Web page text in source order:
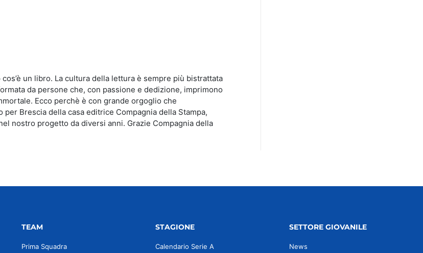
un libro. La cultura della lettura è sempre più bistrattata
da persone che, con passione e dedizione, imprimono
Ecco perchè è con grande orgoglio che
Brescia della casa editrice Compagnia della Stampa,
nostro progetto da diversi anni. Grazie Compagnia della
TEAM
Prima Squadra
STAGIONE
Calendario Serie A
SETTORE GIOVANILE
News